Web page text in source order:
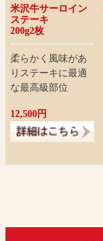
米沢牛サーロイン
ステーキ
200g2枚
柔らかく風味があ
りステーキに最適
な最高級部位
12,500円